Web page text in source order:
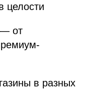
целости
— от
в разных